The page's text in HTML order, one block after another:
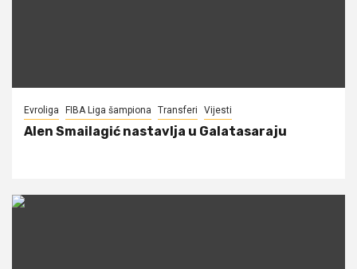
Evroliga FIBA Liga šampiona Transferi Vijesti
Alen Smailagić nastavlja u Galatasaraju